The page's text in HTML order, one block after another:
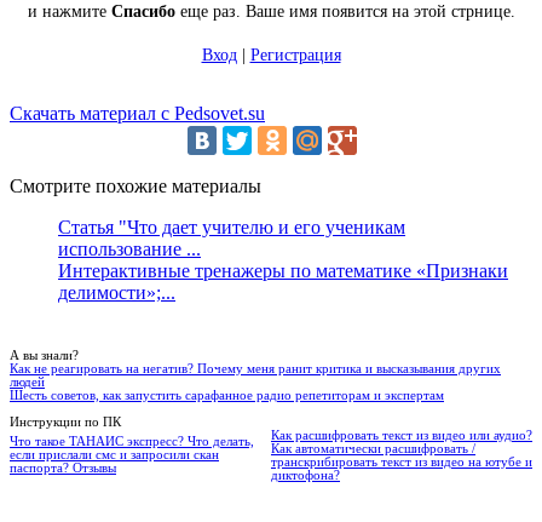
и нажмите Спасибоеще раз. Ваше имя появится на этой стрнице.
Вход| Регистрация
Скачать материал с Pedsovet.su
Смотрите похожие материалы
Статья "Что дает учителю и его ученикам
использование ...
Интерактивные тренажеры по математике «Признаки
делимости»;...
А вы знали?
Как не реагировать на негатив? Почему меня ранит критика и высказывания других
людей
Шесть советов, как запустить сарафанное радио репетиторам и экспертам
Инструкции по ПК
Что такое ТАНАИС экспресс? Что делать,
если прислали смс и запросили скан
паспорта? Отзывы
Как расшифровать текст из видео или аудио?
Как автоматически расшифровать /
транскрибировать текст из видео на ютубе и
диктофона?